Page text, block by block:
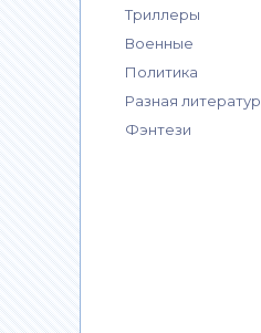
Триллеры
Военные
Политика
Разная
Фэнтези